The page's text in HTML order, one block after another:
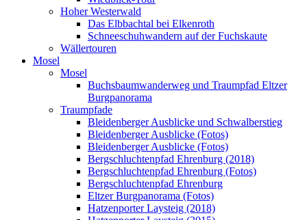
Hoher Westerwald
Das Elbbachtal bei Elkenroth
Schneeschuhwandern auf der Fuchskaute
Wällertouren
Mosel
Mosel
Buchsbaumwanderweg und Traumpfad Eltzer
Burgpanorama
Traumpfade
Bleidenberger Ausblicke und Schwalberstieg
Bleidenberger Ausblicke (Fotos)
Bleidenberger Ausblicke (Fotos)
Bergschluchtenpfad Ehrenburg (2018)
Bergschluchtenpfad Ehrenburg (Fotos)
Bergschluchtenpfad Ehrenburg
Eltzer Burgpanorama (Fotos)
Hatzenporter Laysteig (2018)